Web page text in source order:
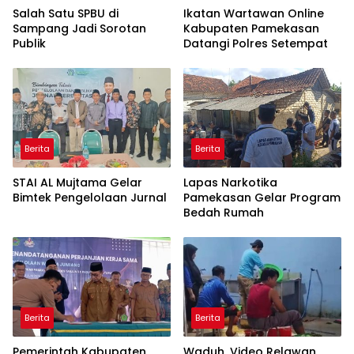
Salah Satu SPBU di
Sampang Jadi Sorotan
Publik
Ikatan Wartawan Online
Kabupaten Pamekasan
Datangi Polres Setempat
Berita
STAI AL Mujtama Gelar
Bimtek Pengelolaan Jurnal
Berita
Lapas Narkotika
Pamekasan Gelar Program
Bedah Rumah
Berita Berita